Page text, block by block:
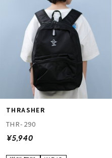
THRASHER
THR-290
¥5,940